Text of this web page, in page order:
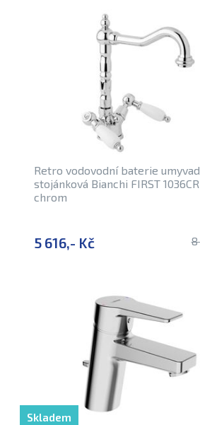
Retro vodovodní baterie
stojánková Bianchi FIRST
chrom
5 616,- Kč 8
Skladem